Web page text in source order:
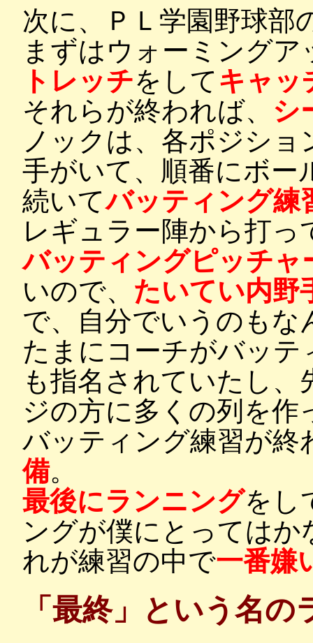
次に、ＰＬ学園野球部
まずはウォーミングア
トレッチをしてキャッ
それらが終われば、 シ
ノックは、各ポジシ
手がいて、順番にボー
続いてバッティング練
レギュラー陣から打っ
バッティングピッチャ
いので、 たいてい内野
で、自分でいうのもな
たまにコーチがバッ
も指名されていたし
ジの方に多くの列を
バッティング練習が終
備。
最後にランニングをし
ングが僕にとっては
れが練習の中で一番嫌
「最終」という名の